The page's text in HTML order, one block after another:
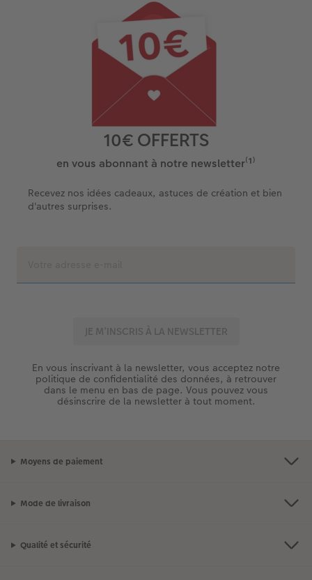
10€ OFFERTS
en vous abonnant à notre newsletter⁽¹⁾
Recevez nos idées cadeaux, astuces de création et bien
d'autres surprises.
En vous inscrivant à la newsletter, vous acceptez notre
politique de confidentialité des données, à retrouver
dans le menu en bas de page. Vous pouvez vous
désinscrire de la newsletter à tout moment.
Moyens de paiement
Mode de livraison
Qualité et sécurité